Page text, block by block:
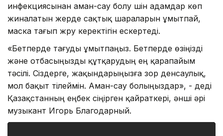
инфекциясынан аман-сау болу үшін адамдар көп
жиналатын жерде сақтық шараларын ұмытпай,
маска тағып жүру керектігін ескертеді.
«Бетперде тағуды ұмытпаңыз. Бетперде өзіңізді
және отбасыңызды құтқарудың ең қарапайым
тәсілі. Сіздерге, жақындарыңызға зор денсаулық,
мол бақыт тілеймін. Аман-сау болыңыздар», - деді
Қазақстанның еңбек сіңірген қайраткері, әнші әрі
музыкант Игорь Благодарный.